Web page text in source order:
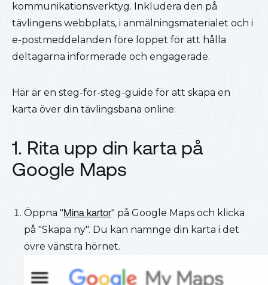
kommunikationsverktyg. Inkludera den på
tävlingens webbplats, i anmälningsmaterialet och i
e-postmeddelanden före loppet för att hålla
deltagarna informerade och engagerade.
Här är en steg-för-steg-guide för att skapa en
karta över din tävlingsbana online:
1. Rita upp din karta på
Google Maps
Öppna "Mina kartor" på Google Maps och klicka
på "Skapa ny". Du kan namnge din karta i det
övre vänstra hörnet.